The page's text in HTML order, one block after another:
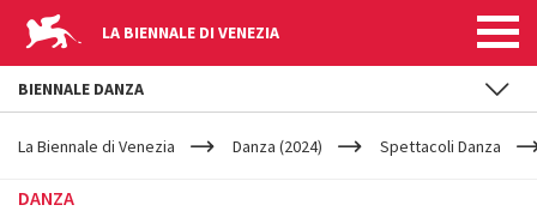
LA BIENNALE DI VENEZIA
YOUR
ARE
La Biennale di Venezia Danza (2024) Spettacoli Danza
DANZA
BIENNALE DANZA